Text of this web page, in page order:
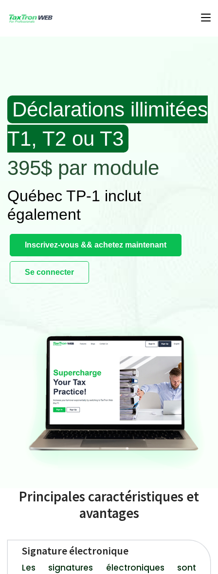
Déclarations illimitées
T1, T2 ou T3
395$ par module
Québec TP-1 inclut
également
Inscrivez-vous && achetez maintenant
Se connecter
Principales caractéristiques et
avantages
Signature électronique
Les signatures électroniques sont